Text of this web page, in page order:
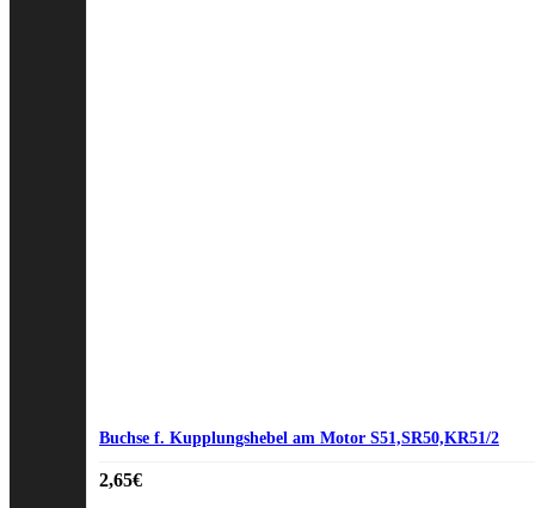
Buchse f. Kupplungshebel am Motor S51,SR50,KR51/2
2,65€